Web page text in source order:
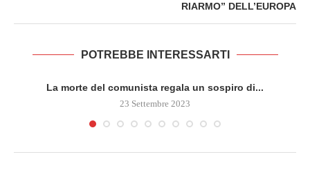
RIARMO” DELL’EUROPA
POTREBBE INTERESSARTI
La morte del comunista regala un sospiro di...
23 Settembre 2023